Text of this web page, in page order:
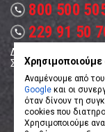
call 800 500
call 229 91 50
Δευτέρα -
Σάββατο: 08:00 –
Αναμένουμε από
Google και οι
όταν δίνουν τη
cookies που
Χρησιμοποιούμε